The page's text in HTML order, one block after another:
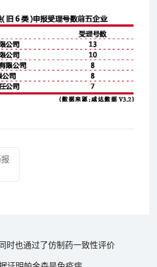
时也通过了仿制药一致性评价